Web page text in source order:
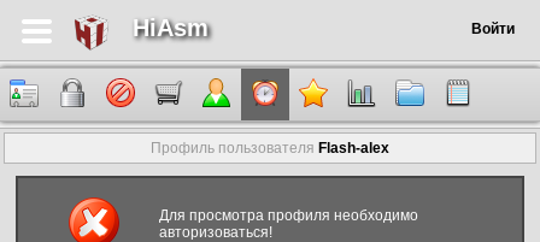
HiAsm Войти
Профиль пользователя Flash-alex
Для просмотра профиля необходимо
авторизоваться!